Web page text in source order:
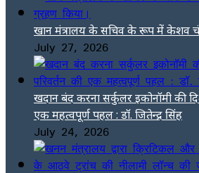
खान मंत्रालय के सचिव के रूप में केशव
July 27, 2026
खदान बंद करना सर्कुलर इकोनॉमी की
एक महत्वपूर्ण पहल : डॉ. जितेन्द्र सिंह
July 24, 2026